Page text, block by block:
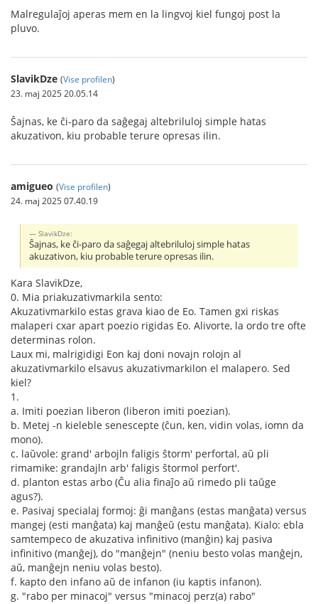
Malregulaĵoj aperas mem en la lingvoj kiel fungoj post la
pluvo.
SlavikDze (Vise profilen)
23. maj 2025 20.05.14
Ŝajnas, ke ĉi-paro da saĝegaj altebriluloj simple hatas
akuzativon, kiu probable terure opresas ilin.
amigueo (Vise profilen)
24. maj 2025 07.40.19
SlavikDze:
Ŝajnas, ke ĉi-paro da saĝegaj altebriluloj simple hatas
akuzativon, kiu probable terure opresas ilin.
Kara SlavikDze,
0. Mia priakuzativmarkila sento:
Akuzativmarkilo estas grava kiao de Eo. Tamen gxi riskas
malaperi cxar apart poezio rigidas Eo. Alivorte, la ordo tre ofte
determinas rolon.
Laux mi, malrigidigi Eon kaj doni novajn rolojn al
akuzativmarkilo elsavus akuzativmarkilon el malapero. Sed
kiel?
1.
a. Imiti poezian liberon (liberon imiti poezian).
b. Metej -n kieleble senescepte (ĉun, ken, vidin volas, iomn da
mono).
c. laŭvole: grand' arbojln faligis ŝtorm' perfortal, aŭ pli
rimamike: grandajln arb' faligis ŝtormol perfort'.
d. planton estas arbo (Ĉu alia finaĵo aŭ rimedo pli taŭge
agus?).
e. Pasivaj specialaj formoj: ĝi manĝans (estas manĝata) versus
mangej (esti manĝata) kaj manĝeŭ (estu manĝata). Kialo: ebla
samtempeco de akuzativa infinitivo (manĝin) kaj pasiva
infinitivo (manĝej), do "manĝejn" (neniu besto volas manĝejn,
aŭ, manĝejn neniu volas besto).
f. kapto den infano aŭ de infanon (iu kaptis infanon).
g. "rabo per minacoj" versus "minacoj perz(a) rabo"